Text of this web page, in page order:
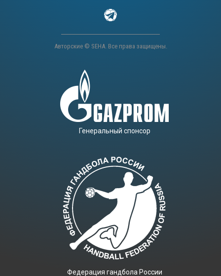
Авторские © SEHA. Все права защищены.
Генеральный спонсор
Фeдерация гандбола России